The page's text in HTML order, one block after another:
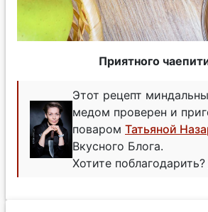
Приятного
Этот рецепт
медом проверен и
поваром Татьяной
Вкусного Блога.
Хотите поблагодарить?